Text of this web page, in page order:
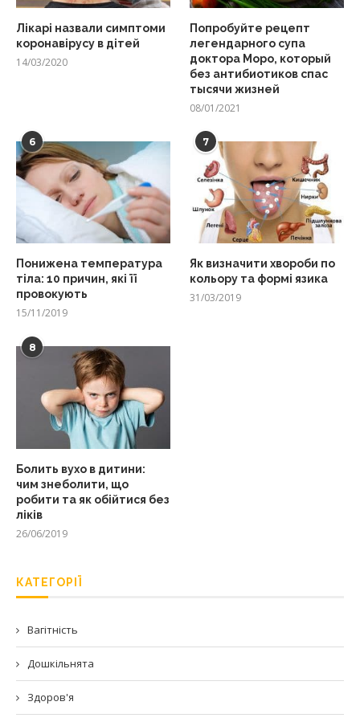
Лікарі назвали симптоми
коронавірусу в дітей
14/03/2020
Попробуйте рецепт
легендарного супа
доктора Моро, который
без антибиотиков спас
тысячи жизней
08/01/2021
6
Понижена температура
тіла: 10 причин, які її
провокують
15/11/2019
7
Як визначити хвороби по
кольору та формі язика
31/03/2019
8
Болить вухо в дитини:
чим знеболити, що
робити та як обійтися без
ліків
26/06/2019
КАТЕГОРІЇ
Вагітність
Дошкільнята
Здоров'я